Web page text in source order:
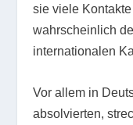
sie viele
wahrscheinlich
internationalen
Vor allem in
absolvierten,